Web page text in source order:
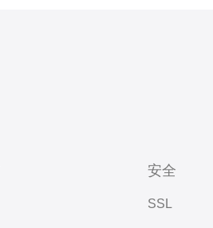
安全
SSL